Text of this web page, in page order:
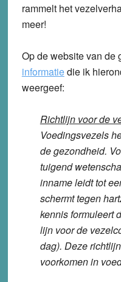
rammelt het
meer!
Op de website van de
informatiedie ik
weergeef:
Richtlijn voor de
Voe­dings­ve­zels
de ge­zond­heid.
tui­gend
inname leidt tot
schermt tegen
kennis for­mu­leert
lijn voor de
dag). Deze
voor­ko­men in